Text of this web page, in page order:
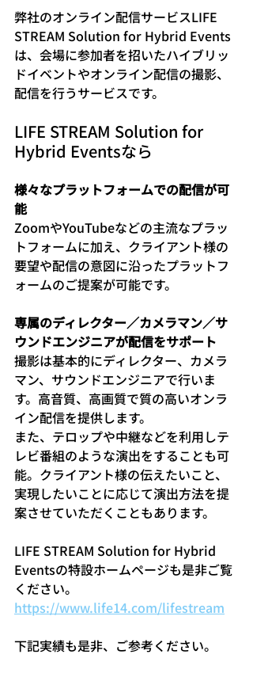
弊社のオンライン配信サービスLIFE
STREAM Solution for Hybrid Events
は、会場に参加者を招いたハイブリッ
ドイベントやオンライン配信の撮影、
配信を行うサービスです。
LIFE STREAM Solution for
Hybrid Eventsなら
様々なプラットフォームでの配信が可
能
ZoomやYouTubeなどの主流なプラッ
トフォームに加え、クライアント様の
要望や配信の意図に沿ったプラットフ
ォームのご提案が可能です。
専属のディレクター／カメラマン／サ
ウンドエンジニアが配信をサポート
撮影は基本的にディレクター、カメラ
マン、サウンドエンジニアで行いま
す。高音質、高画質で質の高いオンラ
イン配信を提供します。
また、テロップや中継などを利用しテ
レビ番組のような演出をすることも可
能。クライアント様の伝えたいこと、
実現したいことに応じて演出方法を提
案させていただくこともあります。
LIFE STREAM Solution for Hybrid
Eventsの特設ホームページも是非ご覧
ください。
https://www.life14.com/lifestream
下記実績も是非、ご参考ください。